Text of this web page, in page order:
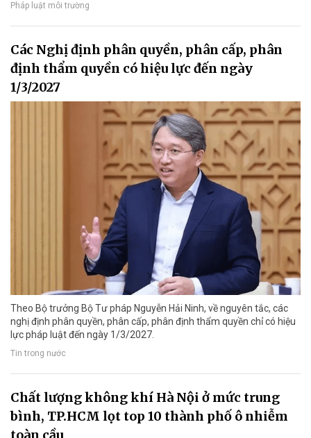
Pháp luật môi trường
Các Nghị định phân quyền, phân cấp, phân
định thẩm quyền có hiệu lực đến ngày
1/3/2027​
Theo Bộ trưởng Bộ Tư pháp Nguyễn Hải Ninh, về nguyên tắc, các
nghị định phân quyền, phân cấp, phân định thẩm quyền chỉ có hiệu
lực pháp luật đến ngày 1/3/2027.
Tin trong nước
Chất lượng không khí Hà Nội ở mức trung
bình, TP.HCM lọt top 10 thành phố ô nhiễm
toàn cầu